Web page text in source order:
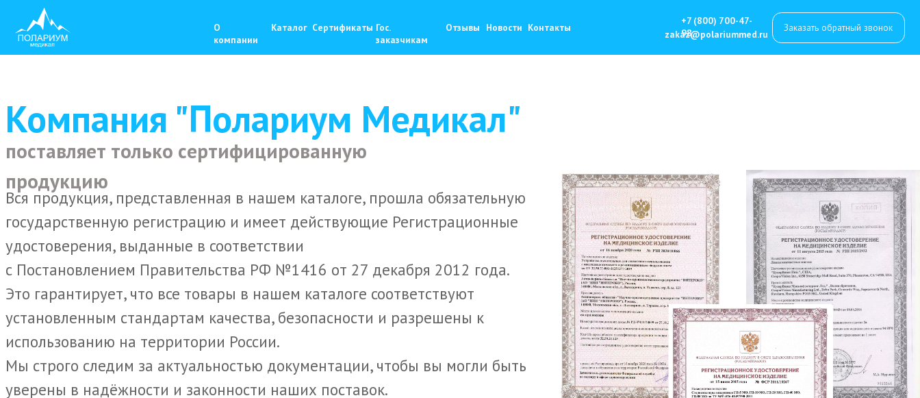
Каталог Новости
Сертификаты Гос.
заказчикам
Контакты
zakaz@polariummed.ru
Заказать обратный звонок
Компания "Полариум Медикал"
поставляет только сертифицированную
продукцию
Вся продукция, представленная в нашем каталоге, прошла обязательную
государственную регистрацию и имеет действующие Регистрационные
удостоверения, выданные в соответствии
с Постановлением Правительства РФ №1416 от 27 декабря 2012 года.
Это гарантирует, что все товары в нашем каталоге соответствуют
установленным стандартам качества, безопасности и разрешены к
использованию на территории России.
Мы строго следим за актуальностью документации, чтобы вы могли быть
уверены в надёжности и законности наших поставок.